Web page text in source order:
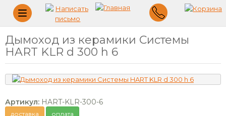
Меню
Дымоход из керамики Системы
HART KLR d 300 h 6
Артикул: HART-KLR-300-6
доставка оплата